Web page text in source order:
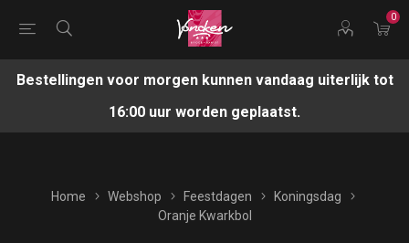
0
Bestellingen voor morgen kunnen vandaag uiterlijk tot
16:00 uur worden geplaatst.
Home Webshop Feestdagen
Koningsdag
Oranje Kwarkbol